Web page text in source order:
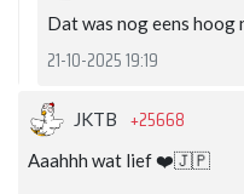
Dat was nog eens hoog
21-10-2025 19:19
JKTB +25668
Aaahhh wat lief ❤️🇯🇵